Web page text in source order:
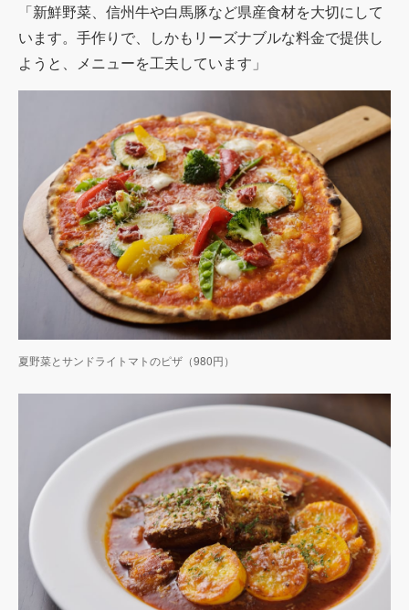
「新鮮野菜、信州牛や白馬豚など県産食材を大切にして
います。手作りで、しかもリーズナブルな料金で提供し
ようと、メニューを工夫しています」
夏野菜とサンドライトマトのピザ（980円）